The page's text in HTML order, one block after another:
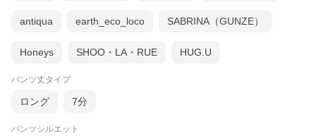
に着られることを考えて作ったラッシュガードです。
光沢を抑えたハリのある素材で、ほんのりきれいめな雰囲気に。
antiqua earth_eco_loco SABRINA（GUNZE）
Honeys SHOO・LA・RUE HUG.U
パンツ丈タイプ
ロング 7分
パンツシルエット